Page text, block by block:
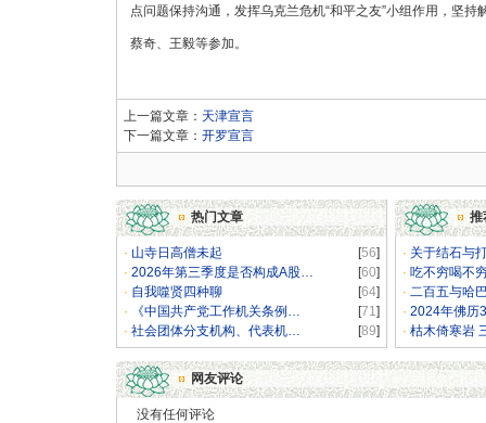
点问题保持沟通，发挥乌克兰危机“和平之友”小组作用，坚
蔡奇、王毅等参加。
上一篇文章： 天津宣言
下一篇文章： 开罗宣言
热门文章 推
· 山寺日高僧未起 [56]
· 2026年第三季度是否构成A股… [60]
· 自我噬贤四种聊 [64]
·
《中国共产党工作机关条例… [71]
· 社会团体分支机构、代表机… [89]
· 关于结石与
· 吃不穷喝不
· 二百五与哈
· 2024年佛历
· 枯木倚寒岩
网友评论
没有任何评论